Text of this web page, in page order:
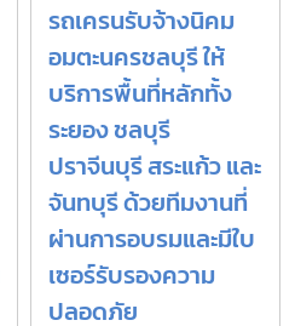
รถเครนรับจ้างนิคม
อมตะนครชลบุรี ให้
บริการพื้นที่หลักทั้ง
ระยอง ชลบุรี
ปราจีนบุรี สระแก้ว และ
จันทบุรี ด้วยทีมงานที่
ผ่านการอบรมและมีใบ
เซอร์รับรองความ
ปลอดภัย